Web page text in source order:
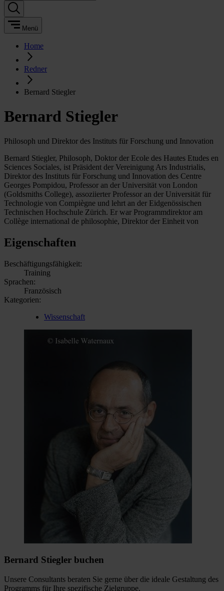
Menü
Home
Redner
Bernard Stiegler
Bernard Stiegler
Philosoph und Direktor des Instituts für Forschung und Innovation
Bernard Stiegler, Philosoph, Doktor der Ecole des Hautes Etudes en
Sciences Sociales, ist Präsident der Vereinigung Ars Industrialis,
Direktor des Instituts für Forschung und Innovation des Centre
Georges Pompidou, Professor an der Universität von London
(Goldsmiths College), assoziierter Professor an der Universität für
Technologie von Compiègne und lehrt an der Eidgenössischen
Technischen Hochschule Zürich. Er war Programmdirektor am
Collège international de philosophie, Direktor der Einheit von
Eigenschaften
Beschäftigungsfähigkeit:
Training
Sprachen:
Französisch
Kategorien:
Wissenschaft
Bernard Stiegler buchen
Unsere Consultants beraten Sie gerne über die ideale Gestaltung des
Programms für Ihre spezifische Zielgruppe.